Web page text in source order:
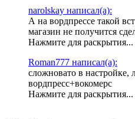
narolskay написал(а):
А на вордпрессе такой
магазин не получится
Нажмите для раскрытия...
Roman777 написал(а):
сложновато в настройке,
вордпресс+вокомерс
Нажмите для раскрытия...